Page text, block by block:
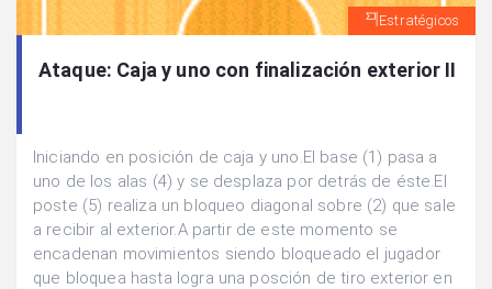
Estratégicos
Ataque: Caja y uno con finalización exterior II
Iniciando en posición de caja y uno.El base (1) pasa a
uno de los alas (4) y se desplaza por detrás de éste.El
poste (5) realiza un bloqueo diagonal sobre (2) que sale
a recibir al exterior.A partir de este momento se
encadenan movimientos siendo bloqueado el jugador
que bloquea hasta logra una posción de tiro exterior en